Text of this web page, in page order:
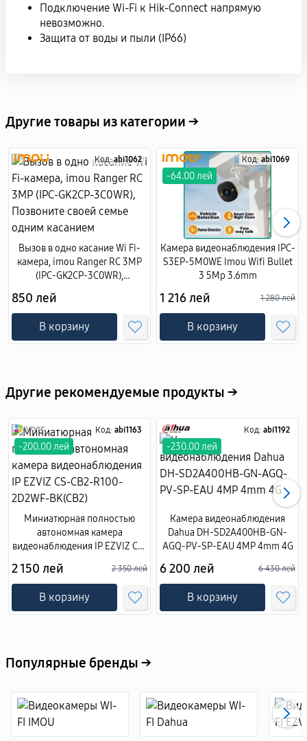
Подключение Wi-Fi к Hik-Connect напрямую
невозможно.
Защита от воды и пыли (IP66)
Другие товары из категории →
Код:abi1062
Вызов в одно касание Wi Fi-
камера, imou Ranger RC 3MP
(IPC-GK2CP-3C0WR),
850 лей
В корзину
Код:abi1069
-64.00 лей
Камера видеонаблюдения IPC-
S3EP-5M0WE Imou Wifi Bullet
3 5Mp 3.6mm
1 216 лей 1 280 лей
В корзину
Другие рекомендуемые продукты →
Код: abi1163
-200.00 лей
Миниатюрная полностью
автономная камера
видеонаблюдения IP EZVIZ CS-
2 150 лей 2 350 лей
В корзину
Код: abi1192
-230.00 лей
Камера видеонаблюдения
Dahua DH-SD2A400HB-GN-
AGQ-PV-SP-EAU 4MP 4mm 4G
6 200 лей 6 430 лей
В корзину
Популярные бренды →